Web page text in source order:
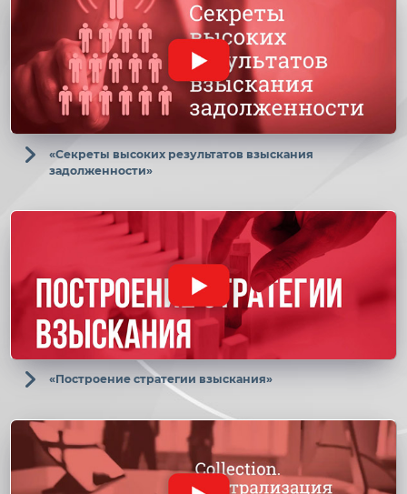
«Секреты высоких результатов взыскания
задолженности»
«Построение стратегии взыскания»